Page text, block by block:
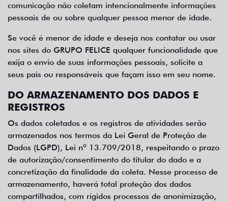
comunicação não coletam intencionalmente informações
pessoais de ou sobre qualquer pessoa menor de idade.
Se você é menor de idade e deseja nos contatar ou usar
nos sites do GRUPO FELICE qualquer funcionalidade que
exija o envio de suas informações pessoais, solicite a
seus pais ou responsáveis que façam isso em seu nome.
DO ARMAZENAMENTO DOS DADOS E
REGISTROS
Os dados coletados e os registros de atividades serão
armazenados nos termos da Lei Geral de Proteção de
Dados (LGPD), Lei nº 13.709/2018, respeitando o prazo
de autorização/consentimento do titular do dado e a
concretização da finalidade da coleta. Nesse processo de
armazenamento, haverá total proteção dos dados
compartilhados, com rígidos processos de anonimização,